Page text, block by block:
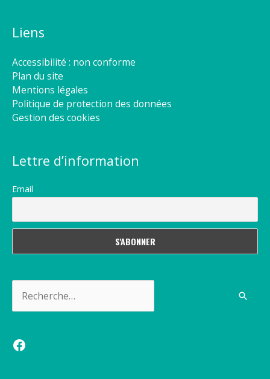
Liens
Accessibilité : non conforme
Plan du site
Mentions légales
Politique de protection des données
Gestion des cookies
Lettre d’information
Email
Facebook